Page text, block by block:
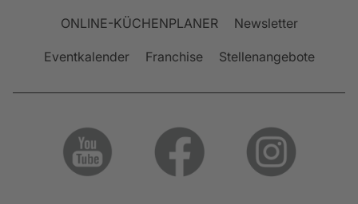
ONLINE-KÜCHENPLANER Newsletter
Eventkalender Franchise Stellenangebote